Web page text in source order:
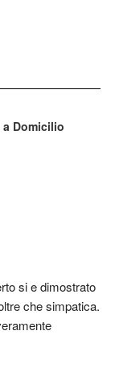
a Domicilio
si e dimostrato
che simpatica.